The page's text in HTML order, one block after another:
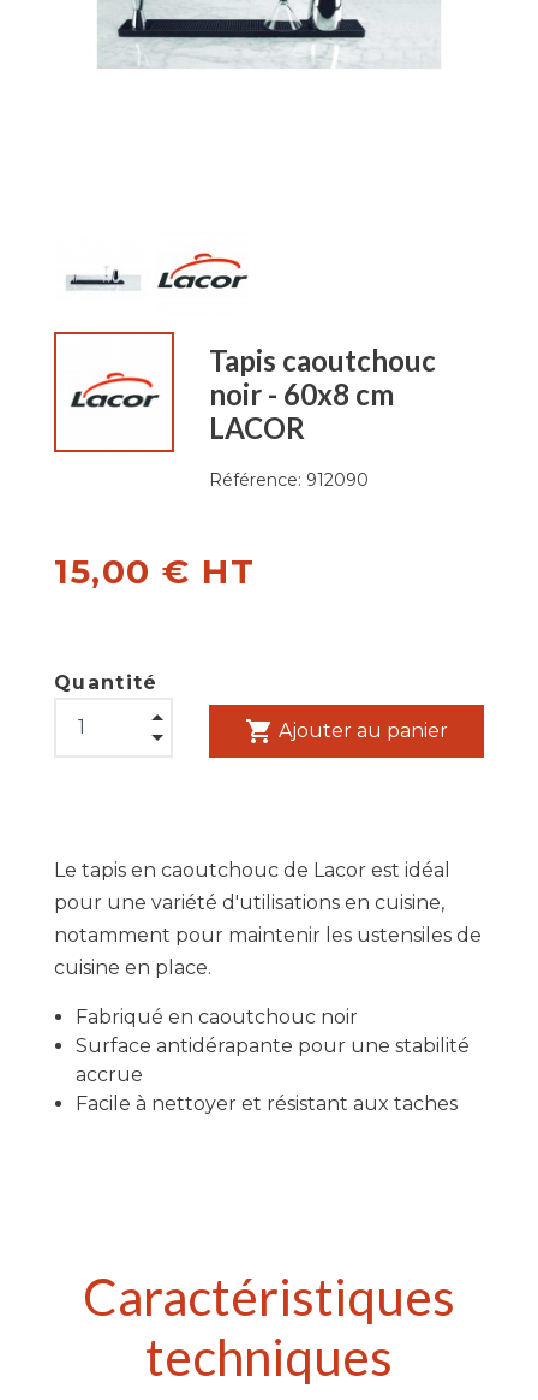
Tapis caoutchouc
noir - 60x8 cm
LACOR
Référence: 912090
15,00 € HT
Quantité
shopping_cart Ajouter au panier
Le tapis en caoutchouc de Lacor est idéal
pour une variété d'utilisations en cuisine,
notamment pour maintenir les ustensiles de
cuisine en place.
Fabriqué en caoutchouc noir
Surface antidérapante pour une stabilité
accrue
Facile à nettoyer et résistant aux taches
Caractéristiques
techniques